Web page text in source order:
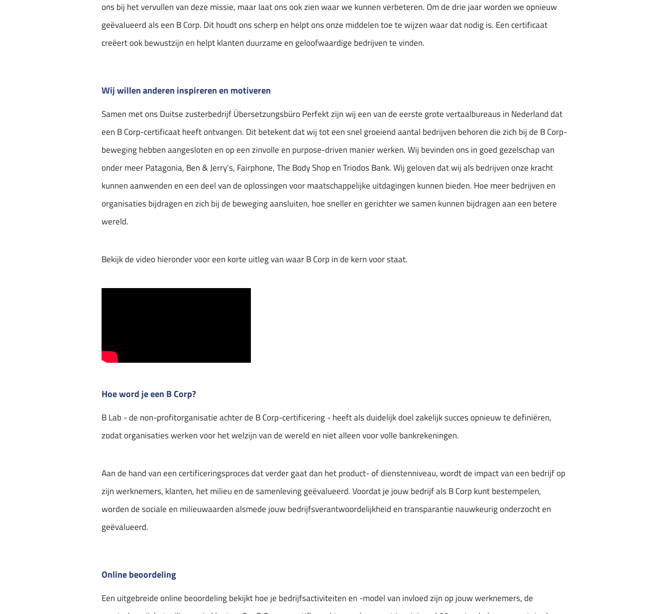
ons bij het vervullen van deze missie, maar laat ons ook zien waar we kunnen verbeteren. Om de drie jaar worden we opnieuw
geëvalueerd als een B Corp. Dit houdt ons scherp en helpt ons onze middelen toe te wijzen waar dat nodig is. Een certificaat
creëert ook bewustzijn en helpt klanten duurzame en geloofwaardige bedrijven te vinden.
Wij willen anderen inspireren en motiveren
Samen met ons Duitse zusterbedrijf Übersetzungsbüro Perfekt zijn wij een van de eerste grote vertaalbureaus in Nederland dat
een B Corp-certificaat heeft ontvangen. Dit betekent dat wij tot een snel groeiend aantal bedrijven behoren die zich bij de B Corp-
beweging hebben aangesloten en op een zinvolle en purpose-driven manier werken. Wij bevinden ons in goed gezelschap van
onder meer Patagonia, Ben & Jerry's, Fairphone, The Body Shop en Triodos Bank. Wij geloven dat wij als bedrijven onze kracht
kunnen aanwenden en een deel van de oplossingen voor maatschappelijke uitdagingen kunnen bieden. Hoe meer bedrijven en
organisaties bijdragen en zich bij de beweging aansluiten, hoe sneller en gerichter we samen kunnen bijdragen aan een betere
wereld.
Bekijk de video hieronder voor een korte uitleg van waar B Corp in de kern voor staat.
Hoe word je een B Corp?
B Lab - de non-profitorganisatie achter de B Corp-certificering - heeft als duidelijk doel zakelijk succes opnieuw te definiëren,
zodat organisaties werken voor het welzijn van de wereld en niet alleen voor volle bankrekeningen.
Aan de hand van een certificeringsproces dat verder gaat dan het product- of dienstenniveau, wordt de impact van een bedrijf op
zijn werknemers, klanten, het milieu en de samenleving geëvalueerd. Voordat je jouw bedrijf als B Corp kunt bestempelen,
worden de sociale en milieuwaarden alsmede jouw bedrijfsverantwoordelijkheid en transparantie nauwkeurig onderzocht en
geëvalueerd.
Online beoordeling
Een uitgebreide online beoordeling bekijkt hoe je bedrijfsactiviteiten en -model van invloed zijn op jouw werknemers, de